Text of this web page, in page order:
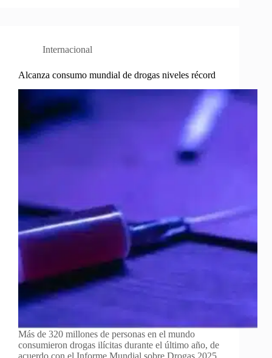
Internacional
Alcanza consumo mundial de drogas niveles récord
Más de 320 millones de personas en el mundo
consumieron drogas ilícitas durante el último año, de
acuerdo con el Informe Mundial sobre Drogas 2025,